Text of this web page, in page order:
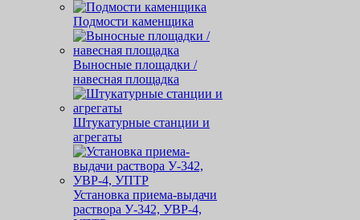
Подмости каменщика
Выносные площадки /
навесная площадка
Штукатурные станции и
агрегаты
Установка приема-выдачи
раствора У-342, УВР-4,